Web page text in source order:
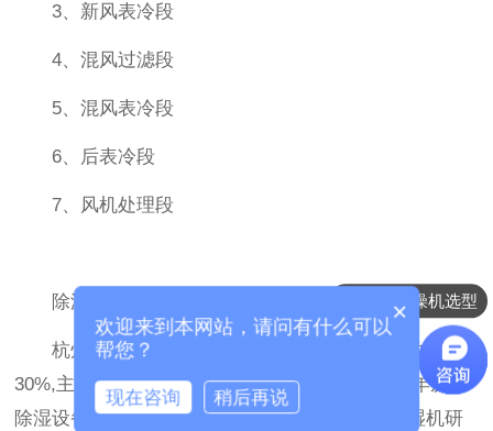
3、新风表冷段
4、混风过滤段
5、混风表冷段
6、后表冷段
7、风机处理段
除湿机厂家|转轮除湿机|网站地图|sitemap
杭州普瑞除湿设备
有限公司技术人员占总人数的
30%,主要开发制造、销售和管理人员均具有数十年从事
除湿设备产业的经验，曾负责过由国家立项的除湿机研
除湿干燥机选型
×
欢迎来到本网站，请问有什么可以
帮您？
现在咨询 稍后再说